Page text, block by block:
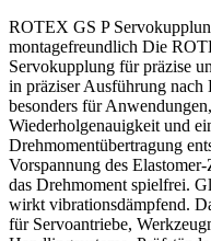
ROTEX GS P
montagefreundlich Die
Servokupplung für präzise
in präziser Ausführung
besonders für
Wiederholgenauigkeit und
Drehmomentübertragung
Vorspannung des
das Drehmoment spielfrei.
wirkt vibrationsdämpfend.
für Servoantriebe,